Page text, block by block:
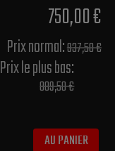
750,00 €
Prix normal​:937,50 €
Prix le plus bas:
889,50 €
AU PANIER